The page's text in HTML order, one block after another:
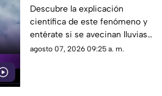
viernes: ¿Qué nos
espera en el clima?
Descubre la explicación
científica de este fenómeno y
entérate si se avecinan lluvias
o buen tiempo.
agosto 07, 2026 09:25 a. m.